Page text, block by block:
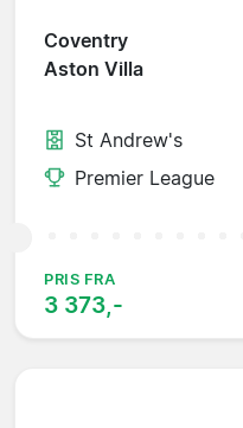
Coventry
Aston Villa
St Andrew's
Premier League
PRIS FRA
3 373,-